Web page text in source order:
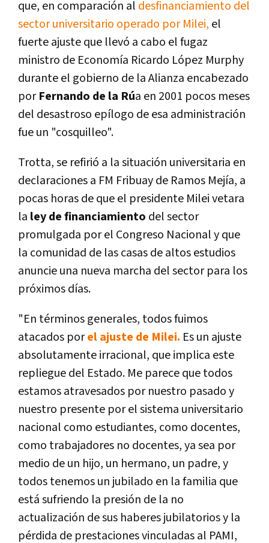
que, en comparación al desfinanciamiento del
sector universitario operado por Milei, el
fuerte ajuste que llevó a cabo el fugaz
ministro de Economía Ricardo López Murphy
durante el gobierno de la Alianza encabezado
porFernando de la Rúa en 2001 pocos meses
del desastroso epílogo de esa administración
fue un "cosquilleo".
Trotta, se refirió a la situación universitaria en
declaraciones a FM Fribuay de Ramos Mejía, a
pocas horas de que el presidente Milei vetara
la ley de financiamiento del sector
promulgada por el Congreso Nacional y que
la comunidad de las casas de altos estudios
anuncie una nueva marcha del sector para los
próximos días.
"En términos generales, todos fuimos
atacados porel ajuste de Milei. Es un ajuste
absolutamente irracional, que implica este
repliegue del Estado. Me parece que todos
estamos atravesados por nuestro pasado y
nuestro presente por el sistema universitario
nacional como estudiantes, como docentes,
como trabajadores no docentes, ya sea por
medio de un hijo, un hermano, un padre, y
todos tenemos un jubilado en la familia que
está sufriendo la presión de la no
actualización de sus haberes jubilatorios y la
pérdida de prestaciones vinculadas al PAMI,